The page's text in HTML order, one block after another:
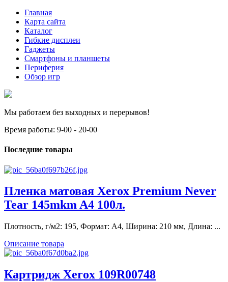
Главная
Карта сайта
Каталог
Гибкие дисплеи
Гаджеты
Смартфоны и планшеты
Периферия
Обзор игр
Мы работаем без выходных и перерывов!
Время работы: 9-00 - 20-00
Последние товары
Пленка матовая Xerox Premium Never
Tear 145mkm A4 100л.
Плотность, г/м2: 195, Формат: A4, Ширина: 210 мм, Длина: ...
Описание товара
Картридж Xerox 109R00748